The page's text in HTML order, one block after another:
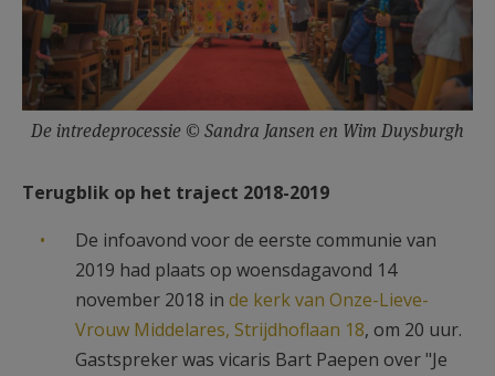
De intredeprocessie © Sandra Jansen en Wim Duysburgh
Terugblik op het traject 2018-2019
De infoavond voor de eerste communie van
2019 had plaats op woensdagavond 14
november 2018 in de kerk van Onze-Lieve-
Vrouw Middelares, Strijdhoflaan 18, om 20 uur.
Gastspreker was vicaris Bart Paepen over "Je